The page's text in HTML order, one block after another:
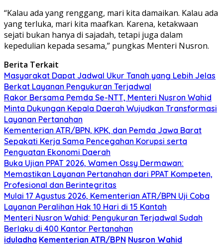
“Kalau ada yang renggang, mari kita damaikan. Kalau ada
yang terluka, mari kita maafkan. Karena, ketakwaan
sejati bukan hanya di sajadah, tetapi juga dalam
kepedulian kepada sesama,” pungkas Menteri Nusron.
Berita Terkait
Masyarakat Dapat Jadwal Ukur Tanah yang Lebih Jelas
Berkat Layanan Pengukuran Terjadwal
Rakor Bersama Pemda Se-NTT, Menteri Nusron Wahid
Minta Dukungan Kepala Daerah Wujudkan Transformasi
Layanan Pertanahan
Kementerian ATR/BPN, KPK, dan Pemda Jawa Barat
Sepakati Kerja Sama Pencegahan Korupsi serta
Penguatan Ekonomi Daerah
Buka Ujian PPAT 2026, Wamen Ossy Dermawan:
Memastikan Layanan Pertanahan dari PPAT Kompeten,
Profesional dan Berintegritas
Mulai 17 Agustus 2026, Kementerian ATR/BPN Uji Coba
Layanan Peralihan Hak 10 Hari di 15 Kantah
Menteri Nusron Wahid: Pengukuran Terjadwal Sudah
Berlaku di 400 Kantor Pertanahan
iduladha Kementerian ATR/BPN Nusron Wahid